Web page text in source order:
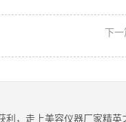
下一
，走上美容仪器厂家精英